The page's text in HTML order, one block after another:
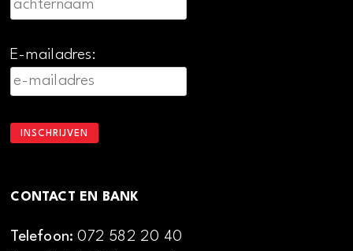
E-mailadres:
CONTACT EN BANK
Telefoon:072 582 20 40